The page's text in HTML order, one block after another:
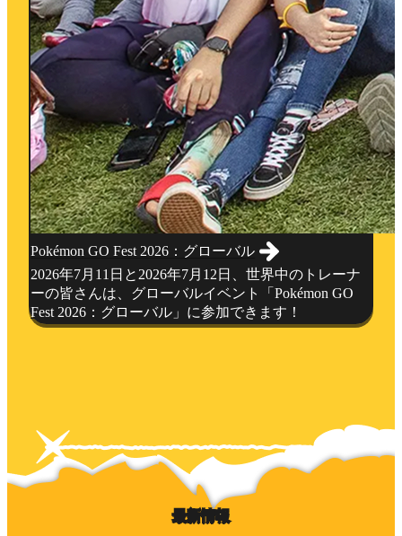
Pokémon GO Fest 2026：グローバル
2026年7月11日と2026年7月12日、世界中のトレーナ
ーの皆さんは、グローバルイベント「Pokémon GO
Fest 2026：グローバル」に参加できます！
最新情報